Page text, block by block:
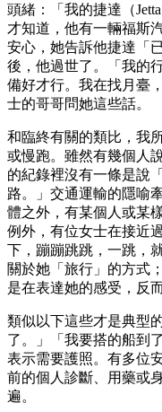
頭緒：「我的捷達（
才知道，他有一輛福斯
安心，她告訴他捷達「
後，他過世了。「我的
備好才行。我在找月臺
士的哥哥問她這些話。
和臨終有關的類比，我
或慢跑。雖然有幾個人
的紀錄裡沒有一條是說
路。」交通運輸的隱喻
體之外，有某個人或某
例外，有位女士在接近
下，蹦蹦跳跳，一跳，
關於她「旅行」的方式
是在表達她的感受，反
類似以下這些才是典型
了。」「我要搭的船到
表示需要護照。有多位
前的個人診斷、用藥或
遍。